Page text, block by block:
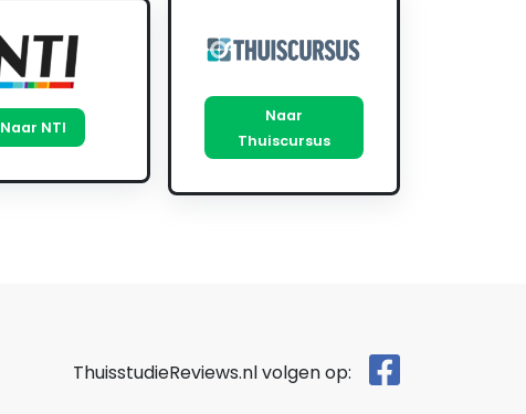
Naar NTI
Naar
Thuiscursus
ThuisstudieReviews.nl volgen op: